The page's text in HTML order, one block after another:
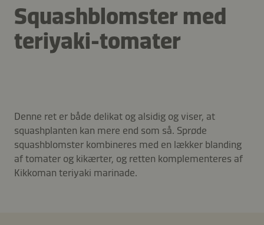
Squashblomster med
teriyaki-tomater
Denne ret er både delikat og alsidig og viser, at
squashplanten kan mere end som så. Sprøde
squashblomster kombineres med en lækker blanding
af tomater og kikærter, og retten komplementeres af
Kikkoman teriyaki marinade.